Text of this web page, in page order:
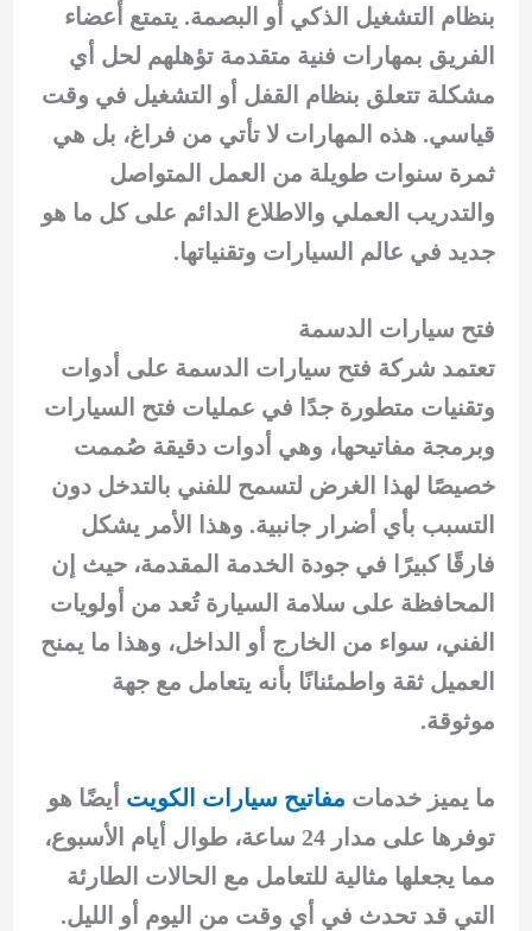
بنظام التشغيل الذكي أو البصمة. يتمتع أعضاء
الفريق بمهارات فنية متقدمة تؤهلهم لحل أي
مشكلة تتعلق بنظام القفل أو التشغيل في وقت
قياسي. هذه المهارات لا تأتي من فراغ، بل هي
ثمرة سنوات طويلة من العمل المتواصل
والتدريب العملي والاطلاع الدائم على كل ما هو
جديد في عالم السيارات وتقنياتها.
فتح سيارات الدسمة
تعتمد شركة فتح سيارات الدسمة على أدوات
وتقنيات متطورة جدًا في عمليات فتح السيارات
وبرمجة مفاتيحها، وهي أدوات دقيقة صُممت
خصيصًا لهذا الغرض لتسمح للفني بالتدخل دون
التسبب بأي أضرار جانبية. وهذا الأمر يشكل
فارقًا كبيرًا في جودة الخدمة المقدمة، حيث إن
المحافظة على سلامة السيارة تُعد من أولويات
الفني، سواء من الخارج أو الداخل، وهذا ما يمنح
العميل ثقة واطمئنانًا بأنه يتعامل مع جهة
موثوقة.
ما يميز خدمات مفاتيح سيارات الكويت أيضًا هو
توفرها على مدار 24 ساعة، طوال أيام الأسبوع،
مما يجعلها مثالية للتعامل مع الحالات الطارئة
التي قد تحدث في أي وقت من اليوم أو الليل.